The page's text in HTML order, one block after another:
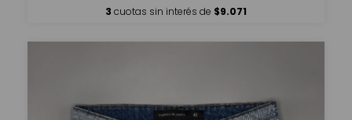
3 cuotas sin interés de $9.071